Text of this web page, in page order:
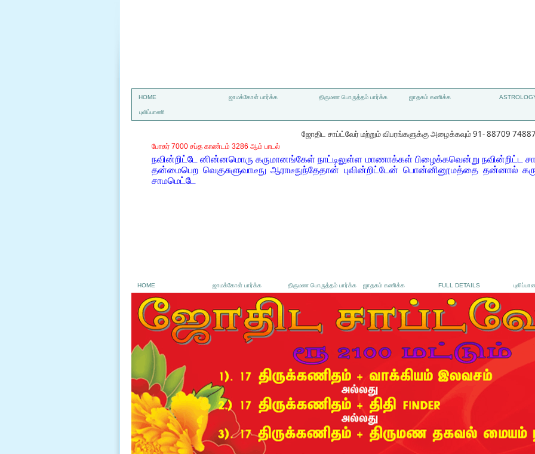
HOME ஜாமக்கோள் பார்க்க திருமண பொருத்தம் பார்க்க ஜாதகம் கணிக்க
புலிப்பாணி
ஜோதிட சாப்ட்வேர் மற்றும் விபரங்களுக்கு அழைக்கவும் 91- 88709
போகர் 7000 சப்த காண்டம் 3286 ஆம் பாடல்
நவின்றிட்டே னின்னமொரு கருமானங்கேள் நாட்டிலுள்ள மாணாக்கள் பிழைக்கவென்று நவின்றிட்ட
தன்மைபெற வெகுசுளுவாடீநு ஆராடீநுந்தேதான் புவின்றிட்டேன் பொன்னினூமத்தை தன்னால்
சாமமெட்டே
HOME ஜாமக்கோள் பார்க்க திருமண பொருத்தம் பார்க்க ஜாதகம் கணிக்க FULL DETAILS